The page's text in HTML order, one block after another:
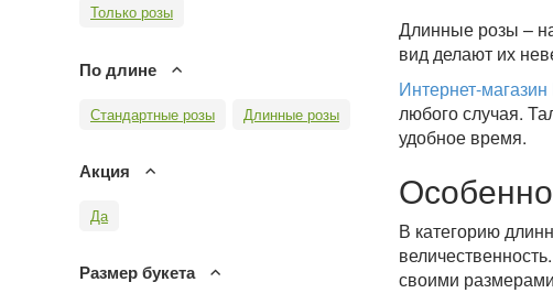
Только розы
По длине
Стандартные розы Длинные розы
Акция
Да
Размер букета
Длинные розы –
вид делают их
Интернет-
любого случая.
удобное время.
В категорию
своими